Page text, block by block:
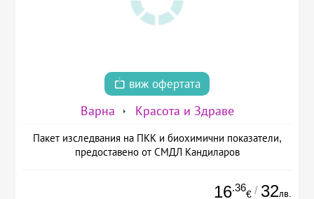
виж офертата
Варна Красота и Здраве
Пакет изследвания на ПКК и биохимични показатели,
предоставено от СМДЛ Кандиларов
16.36
€ / 32лв.